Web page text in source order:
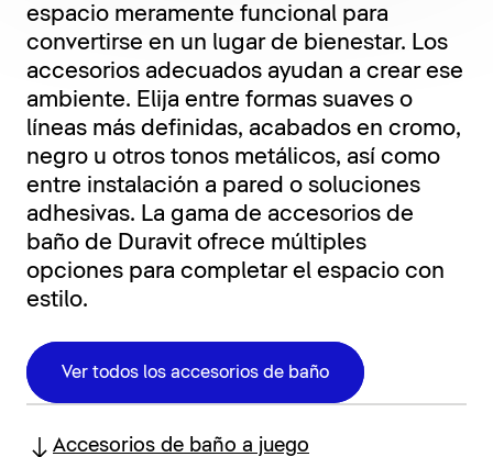
espacio meramente funcional para
convertirse en un lugar de bienestar. Los
accesorios adecuados ayudan a crear ese
ambiente. Elija entre formas suaves o
líneas más definidas, acabados en cromo,
negro u otros tonos metálicos, así como
entre instalación a pared o soluciones
adhesivas. La gama de accesorios de
baño de Duravit ofrece múltiples
opciones para completar el espacio con
estilo.
Ver todos los accesorios de baño
Accesorios de baño a juego